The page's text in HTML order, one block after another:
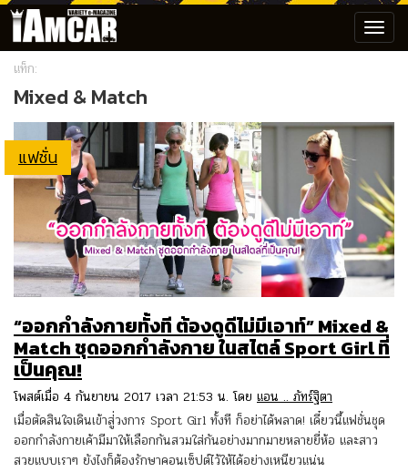
แท็ก:
Mixed & Match
แฟชั่น
“ออกกำลังกายทั้งที ต้องดูดีไม่มีเอาท์” Mixed &
Match ชุดออกกำลังกาย ในสไตล์ Sport Girl ที่
เป็นคุณ!
โพสต์เมื่อ 4 กันยายน 2017 เวลา 21:53 น. โดย แอน .. ภัทร์ฐิตา
เมื่อตัดสินใจเดินเข้าสู่่วงการ Sport Girl ทั้งที ก็อย่าได้พลาด! เดี๋ยวนี้แฟชั่นชุด
ออกกำลังกายเค้ามีมาให้เลือกกันสวมใส่กันอย่างมากมายหลายยี่ห้อ และสาว
สวยแบบเราๆ ยังไงก็ต้องรักษาคอนเซ็ปต์ไว้ให้ได้อย่างเหนียวแน่น